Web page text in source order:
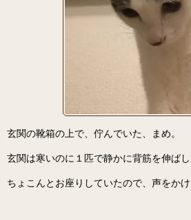
玄関の靴箱の上で、佇んでいた、まめ。
玄関は寒いのに１匹で静かに背筋を伸ば
ちょこんとお座りしていたので、声をかけ